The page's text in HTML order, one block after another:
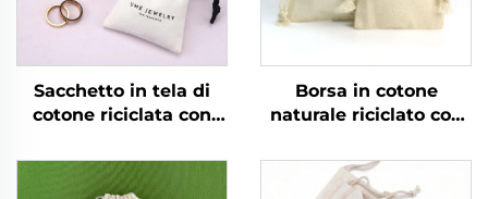
Sacchetto in tela di
cotone riciclata con
per riporre gioielli e
anelli, sacchetto
Borsa in cotone
naturale riciclato con
personalizzata, colore
con logo